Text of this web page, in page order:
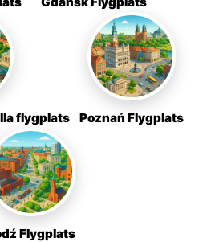
flygplats Poznań Flygplats
Flygplats